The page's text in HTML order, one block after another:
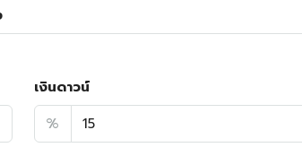
เงินดาวน์
%